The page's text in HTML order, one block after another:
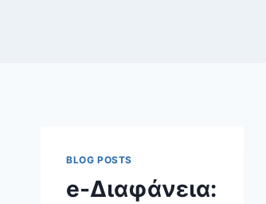
BLOG POSTS
e-Διαφάνεια: